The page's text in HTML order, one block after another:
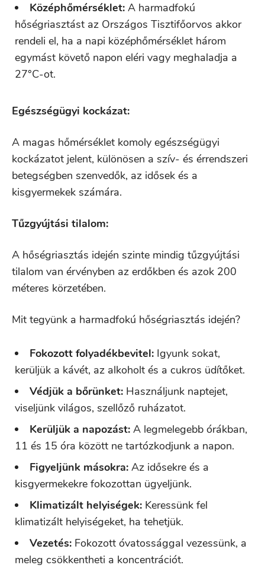
Középhőmérséklet: A harmadfokú
hőségriasztást az Országos Tisztifőorvos akkor
rendeli el, ha a napi középhőmérséklet három
egymást követő napon eléri vagy meghaladja a
27°C-ot.
Egészségügyi kockázat:
A magas hőmérséklet komoly egészségügyi
kockázatot jelent, különösen a szív- és érrendszeri
betegségben szenvedők, az idősek és a
kisgyermekek számára.
Tűzgyújtási tilalom:
A hőségriasztás idején szinte mindig tűzgyújtási
tilalom van érvényben az erdőkben és azok 200
méteres körzetében.
Mit tegyünk a harmadfokú hőségriasztás idején?
Fokozott folyadékbevitel: Igyunk sokat,
kerüljük a kávét, az alkoholt és a cukros üdítőket.
Védjük a bőrünket: Használjunk naptejet,
viseljünk világos, szellőző ruházatot.
Kerüljük a napozást: A legmelegebb órákban,
11 és 15 óra között ne tartózkodjunk a napon.
Figyeljünk másokra: Az idősekre és a
kisgyermekekre fokozottan ügyeljünk.
Klimatizált helyiségek: Keressünk fel
klimatizált helyiségeket, ha tehetjük.
Vezetés: Fokozott óvatossággal vezessünk, a
meleg csökkentheti a koncentrációt.